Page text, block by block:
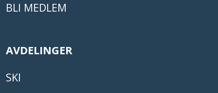
BLI MEDLEM
AVDELINGER
SKI